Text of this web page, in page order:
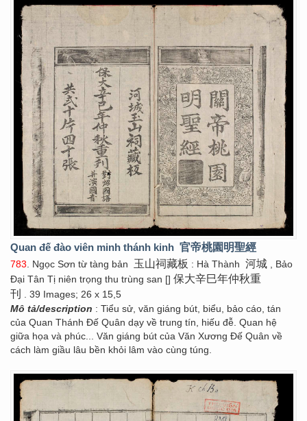
Quan đế đào viên minh thánh kinh 官帝桃園明聖經
783. Ngọc Sơn từ tàng bản 玉山祠藏板 : Hà Thành 河城 , Bảo
Đại Tân Tị niên trọng thu trùng san [] 保大辛巳年仲秋重
刊 . 39 Images; 26 x 15,5
Mô tả/description : Tiểu sử, văn giáng bút, biểu, bảo cáo, tán
của Quan Thánh Đế Quân dạy về trung tín, hiếu đễ. Quan hệ
giữa họa và phúc... Văn giáng bút của Văn Xương Đế Quân về
cách làm giầu lâu bền khỏi lâm vào cùng túng.